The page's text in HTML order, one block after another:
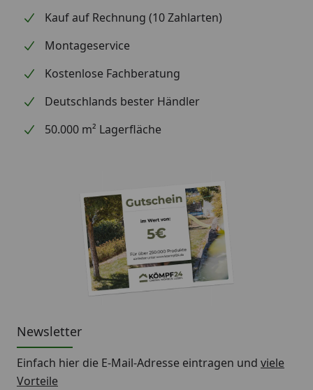
Kauf auf Rechnung (10 Zahlarten)
Montageservice
Kostenlose Fachberatung
Deutschlands bester Händler
50.000 m² Lagerfläche
Newsletter
Einfach hier die E-Mail-Adresse eintragen und viele
Vorteile